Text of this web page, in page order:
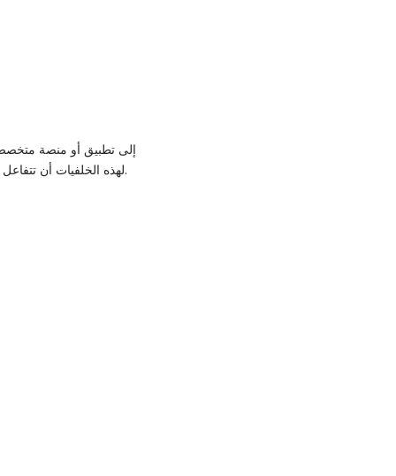
إلى تطبيق أو منصة
لهذه الخلفيات أن تتفاعل مع لمس الشاشة أو الوقت أو حتى مع الصوت، مما يوفر تجربة غنية وحيوية لمستخدمي الأجهزة الإلكترونية.